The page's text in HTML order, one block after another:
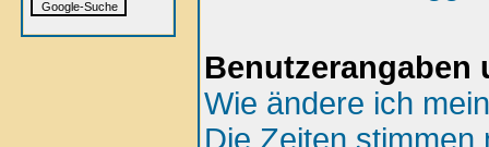
Benutzerangaben
Wie ändere ich
Die Zeiten stimmen